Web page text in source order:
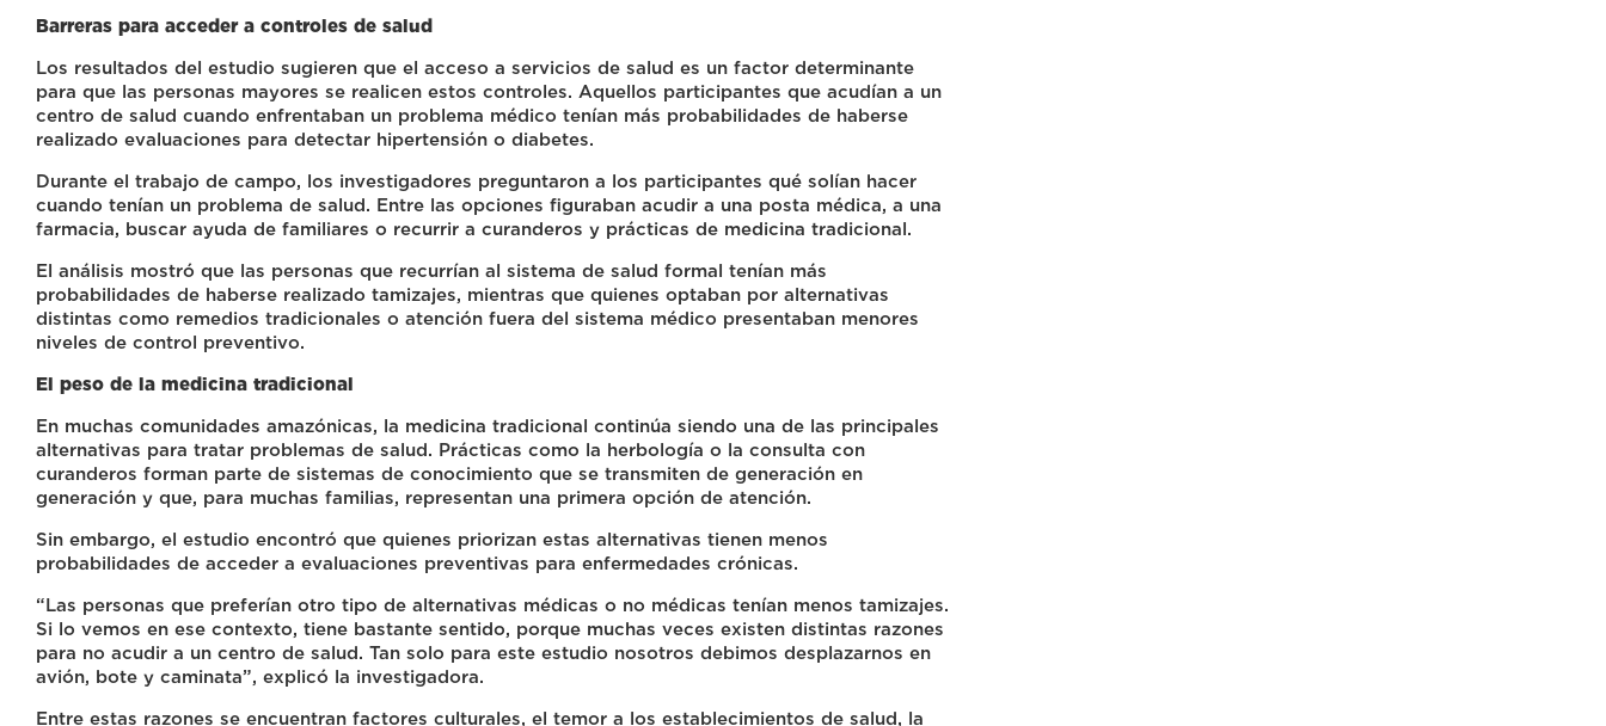
Barreras para acceder a controles de salud
Los resultados del estudio sugieren que el acceso a servicios de salud es un factor determinante
para que las personas mayores se realicen estos controles. Aquellos participantes que acudían a un
centro de salud cuando enfrentaban un problema médico tenían más probabilidades de haberse
realizado evaluaciones para detectar hipertensión o diabetes.
Durante el trabajo de campo, los investigadores preguntaron a los participantes qué solían hacer
cuando tenían un problema de salud. Entre las opciones figuraban acudir a una posta médica, a una
farmacia, buscar ayuda de familiares o recurrir a curanderos y prácticas de medicina tradicional.
El análisis mostró que las personas que recurrían al sistema de salud formal tenían más
probabilidades de haberse realizado tamizajes, mientras que quienes optaban por alternativas
distintas como remedios tradicionales o atención fuera del sistema médico presentaban menores
niveles de control preventivo.
El peso de la medicina tradicional
En muchas comunidades amazónicas, la medicina tradicional continúa siendo una de las principales
alternativas para tratar problemas de salud. Prácticas como la herbología o la consulta con
curanderos forman parte de sistemas de conocimiento que se transmiten de generación en
generación y que, para muchas familias, representan una primera opción de atención.
Sin embargo, el estudio encontró que quienes priorizan estas alternativas tienen menos
probabilidades de acceder a evaluaciones preventivas para enfermedades crónicas.
“Las personas que preferían otro tipo de alternativas médicas o no médicas tenían menos tamizajes.
Si lo vemos en ese contexto, tiene bastante sentido, porque muchas veces existen distintas razones
para no acudir a un centro de salud. Tan solo para este estudio nosotros debimos desplazarnos en
avión, bote y caminata”, explicó la investigadora.
Entre estas razones se encuentran factores culturales, el temor a los establecimientos de salud, la